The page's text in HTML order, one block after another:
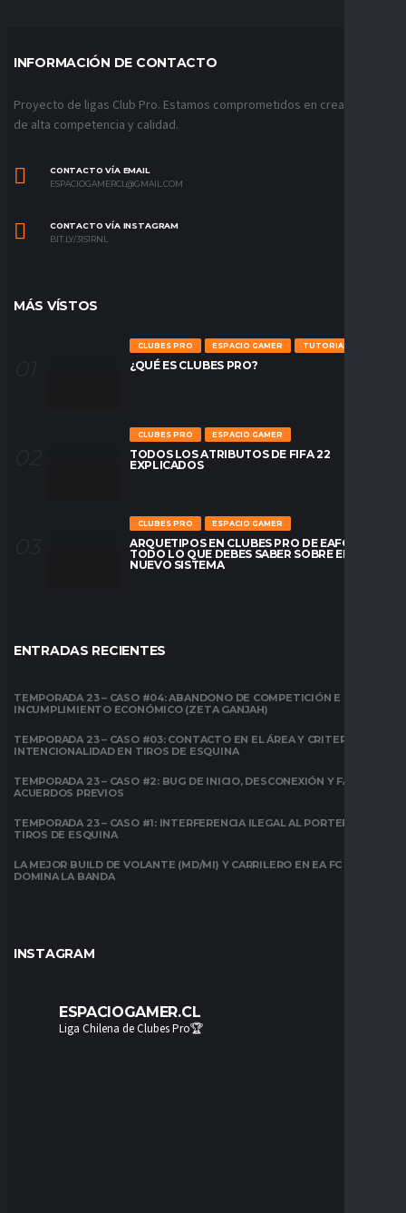
INFORMACIÓN DE CONTACTO
Proyecto de ligas Club Pro. Estamos comprometidos en crear ligas
de alta competencia y calidad.
CONTACTO VÍA EMAIL
ESPACIOGAMERCL@GMAIL.COM
CONTACTO VÍA INSTAGRAM
BIT.LY/31S1RNL
MÁS VÍSTOS
CLUBES PRO ESPACIO GAMER TUTORIALES
¿QUÉ ES CLUBES PRO?
CLUBES PRO ESPACIO GAMER
TODOS LOS ATRIBUTOS DE FIFA 22
EXPLICADOS
CLUBES PRO ESPACIO GAMER
ARQUETIPOS EN CLUBES PRO DE EAFC26:
TODO LO QUE DEBES SABER SOBRE EL
NUEVO SISTEMA
ENTRADAS RECIENTES
TEMPORADA 23 – CASO #04: ABANDONO DE COMPETICIÓN E
INCUMPLIMIENTO ECONÓMICO (ZETA GANJAH)
TEMPORADA 23 – CASO #03: CONTACTO EN EL ÁREA Y CRITERIO DE
INTENCIONALIDAD EN TIROS DE ESQUINA
TEMPORADA 23 – CASO #2: BUG DE INICIO, DESCONEXIÓN Y FALTA DE
ACUERDOS PREVIOS
TEMPORADA 23 – CASO #1: INTERFERENCIA ILEGAL AL PORTERO EN
TIROS DE ESQUINA
LA MEJOR BUILD DE VOLANTE (MD/MI) Y CARRILERO EN EA FC 26:
DOMINA LA BANDA
INSTAGRAM
ESPACIOGAMER.CL
Liga Chilena de Clubes Pro🏆